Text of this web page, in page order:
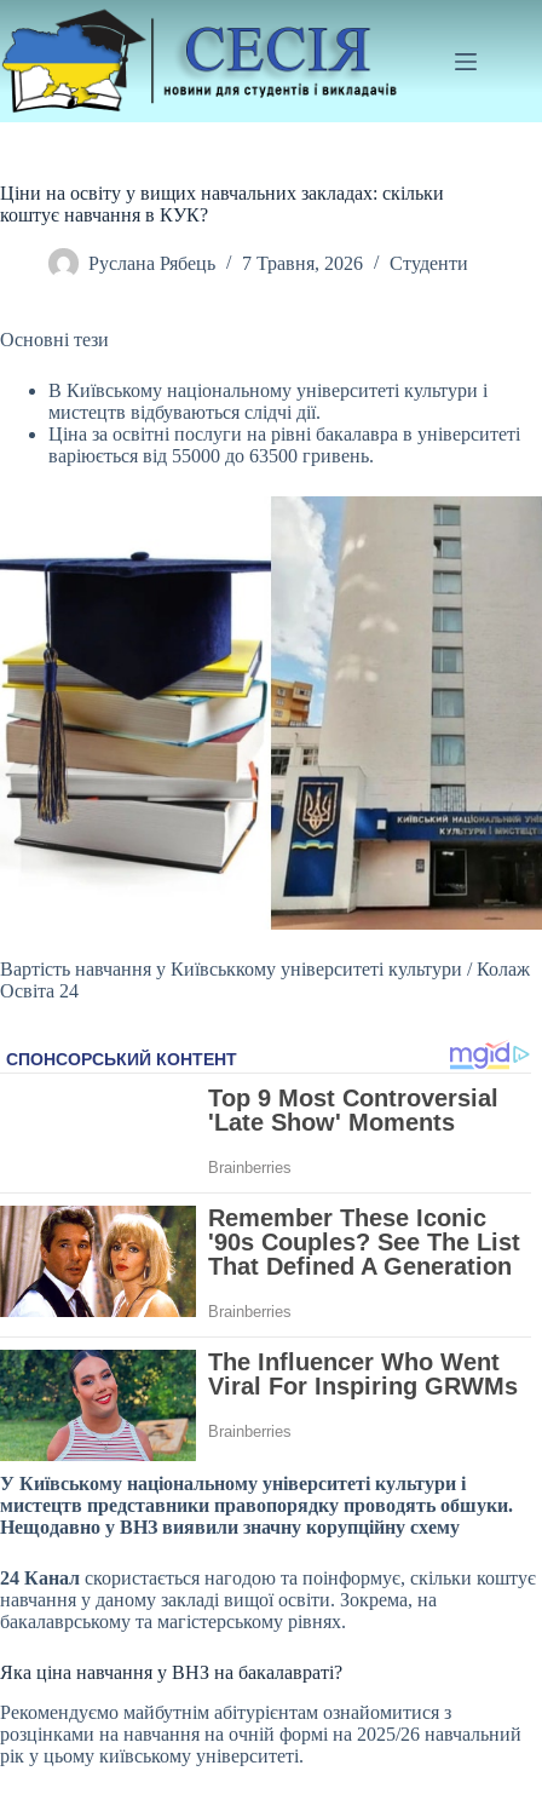
до
вмісту
Ціни на освіту у вищих навчальних закладах: скільки
коштує навчання в КУК?
Руслана Рябець 7 Травня, 2026 Студенти
Основні тези
В Київському національному університеті культури і
мистецтв відбуваються слідчі дії.
Ціна за освітні послуги на рівні бакалавра в університеті
варіюється від 55000 до 63500 гривень.
Вартість навчання у Київськкому університеті культури / Колаж
Освіта 24
У Київському національному університеті культури і
мистецтв представники правопорядку проводять обшуки.
Нещодавно у ВНЗ виявили значну корупційну схему
24 Канал скористається нагодою та поінформує, скільки коштує
навчання у даному закладі вищої освіти. Зокрема, на
бакалаврському та магістерському рівнях.
Яка ціна навчання у ВНЗ на бакалавраті?
Рекомендуємо майбутнім абітурієнтам ознайомитися з
розцінками на навчання на очній формі на 2025/26 навчальний
рік у цьому київському університеті.